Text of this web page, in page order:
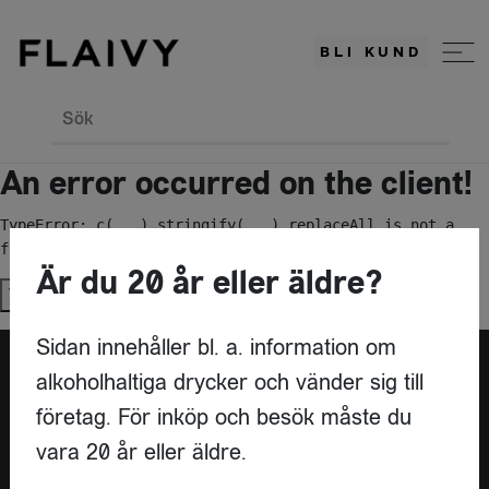
BLI KUND
Sök
An error occurred on the client!
TypeError: c(...).stringify(...).replaceAll is not a
function
Try again
Är du leverantör?
Är du 20 år eller äldre?
Sidan innehåller bl. a. information om
alkoholhaltiga drycker och vänder sig till
företag. För inköp och besök måste du
vara 20 år eller äldre.